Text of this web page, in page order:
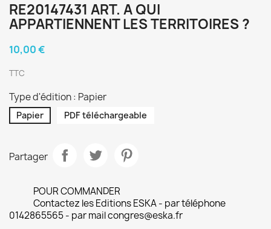
RE20147431 ART. A QUI
APPARTIENNENT LES TERRITOIRES ?
10,00 €
TTC
Type d'édition : Papier
Papier PDF téléchargeable
Partager
POUR COMMANDER
Contactez les Editions ESKA - par téléphone
0142865565 - par mail congres@eska.fr